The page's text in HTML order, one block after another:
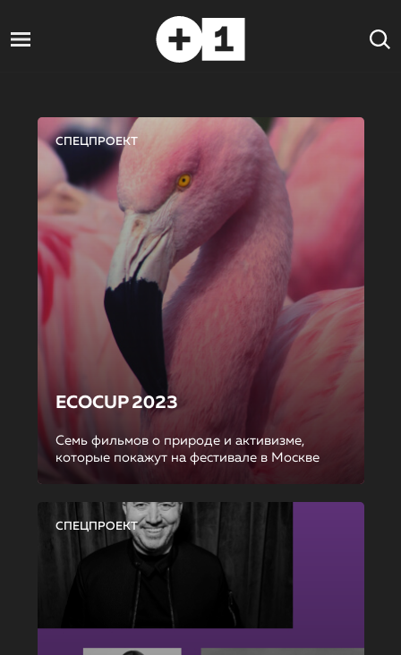
СПЕЦПРОЕКТ
ECOCUP 2023
Семь фильмов о природе и активизме,
которые покажут на фестивале в Москве
СПЕЦПРОЕКТ